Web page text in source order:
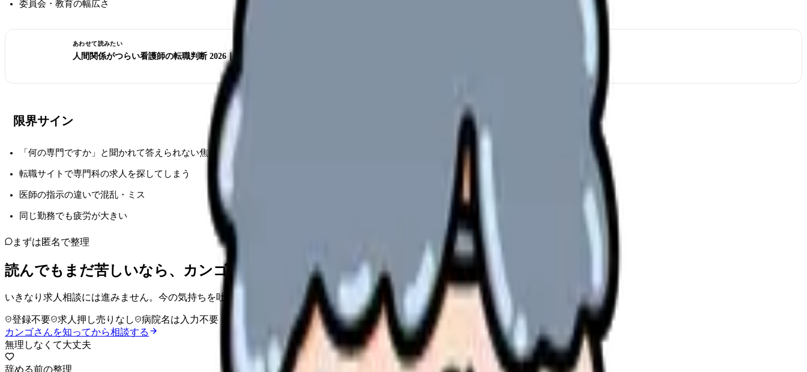
委員会・教育の幅広さ
あわせて読みたい
人間関係がつらい看護師の転職判断 2026｜異動で解決するか職場を変えるか
限界サイン
「何の専門ですか」と聞かれて答えられない焦り
転職サイトで専門科の求人を探してしまう
医師の指示の違いで混乱・ミス
同じ勤務でも疲労が大きい
まずは匿名で整理
読んでもまだ苦しいなら、カンゴさんの部屋で少し話してみませんか。
いきなり求人相談には進みません。今の気持ちを吐き出して、何がつらいのか、辞めるべきか、少し休むべきかを一緒に整理します。
登録不要 求人押し売りなし
病院名は入力不要
カンゴさんを知ってから相談する
無理しなくて大丈夫
辞める前の整理